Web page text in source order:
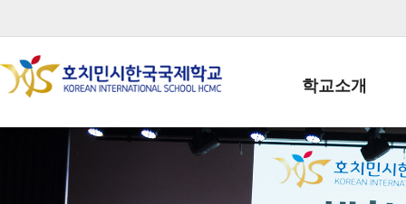
학교소개
학교장인사말
학생회장인사말